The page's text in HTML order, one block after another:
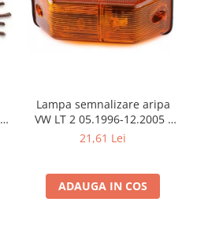
Lampa semnalizare aripa
VW LT 2 05.1996-12.2005 ;
Mercedes Sprinter 1995-
Neoplan Euroliner,
Starliner,Centroliner,
21,61 Lei
ADAUGA IN COS